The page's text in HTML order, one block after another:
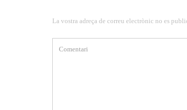
La vostra adreça de correu electrònic no es